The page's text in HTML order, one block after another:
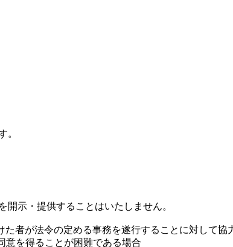
。
示・提供することはいたしません。
者が法令の定める事務を遂行することに対して協
意を得ることが困難である場合